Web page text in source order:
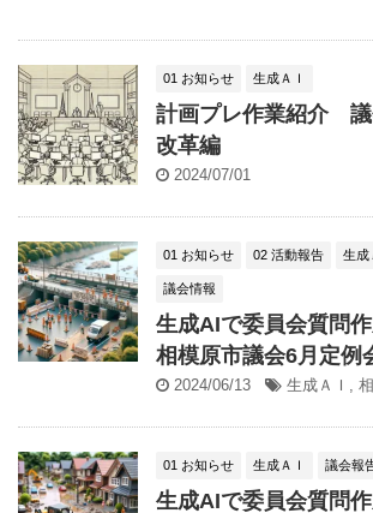
01 お知らせ 生成ＡＩ
計画プレ作業紹介 議
改革編
2024/07/01
01 お知らせ 02 活動報告 生成
議会情報
生成AIで委員会質問
相模原市議会6月定例
2024/06/13 生成ＡＩ ,
01 お知らせ 生成ＡＩ 議会報
生成AIで委員会質問